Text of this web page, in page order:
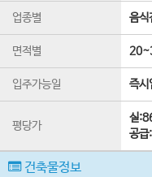
업종별 음식
면적별
입주가능일 즉시
평당가
실
공
건축물정보